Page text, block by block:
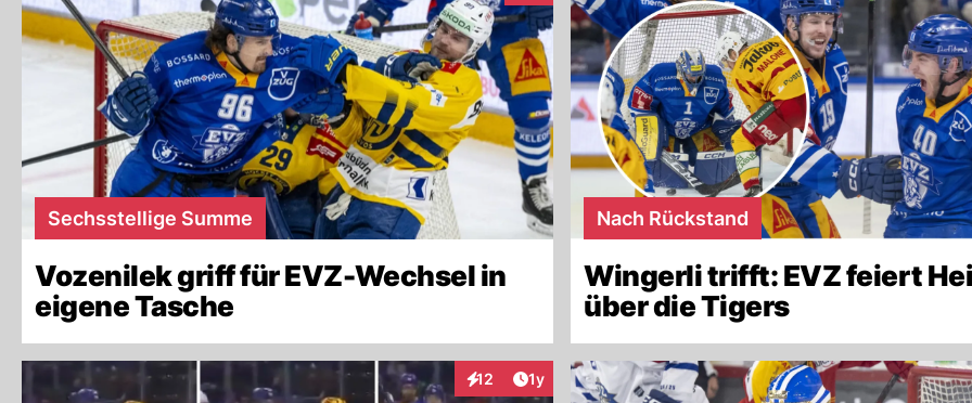
Sechsstellige Summe
Vozenilek griff für EVZ-Wechsel in
eigene Tasche
Nach Rückstand
Wingerli trifft: EVZ feiert
über die Tigers
12
InteraktionenArtikel veröffentlicht:
1y